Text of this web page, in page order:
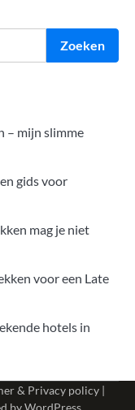
Zoeken
– mijn slimme
gids voor
mag je niet
voor een Late
hotels in
& Privacy policy |
byWordPress